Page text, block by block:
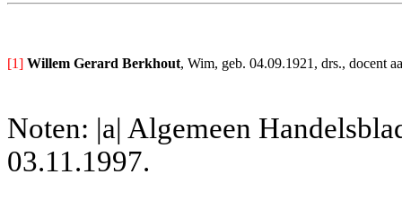
[1] Willem Gerard Berkhout, Wim, geb. 04.09.1921, drs., docent
Noten: |a| Algemeen
03.11.1997.